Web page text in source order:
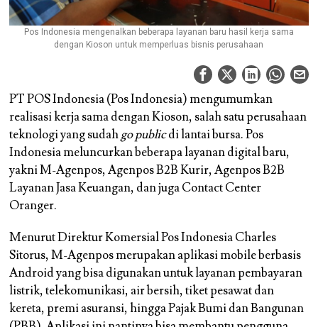
Pos Indonesia mengenalkan beberapa layanan baru hasil kerja sama
dengan Kioson untuk memperluas bisnis perusahaan
PT POS Indonesia (Pos Indonesia) mengumumkan
realisasi kerja sama dengan Kioson, salah satu perusahaan
teknologi yang sudahgo publicdi lantai bursa. Pos
Indonesia meluncurkan beberapa layanan digital baru,
yakni M-Agenpos, Agenpos B2B Kurir, Agenpos B2B
Layanan Jasa Keuangan, dan juga Contact Center
Oranger.
Menurut Direktur Komersial Pos Indonesia Charles
Sitorus, M-Agenpos merupakan aplikasi mobile berbasis
Android yang bisa digunakan untuk layanan pembayaran
listrik, telekomunikasi, air bersih, tiket pesawat dan
kereta, premi asuransi, hingga Pajak Bumi dan Bangunan